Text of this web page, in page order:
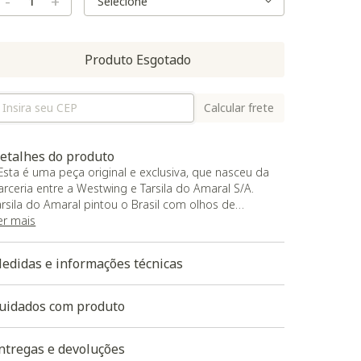
Produto Esgotado
Calcular frete
do produto
é uma peça original e exclusiva, que nasceu da
entre a Westwing e Tarsila do Amaral S/A.
do Amaral pintou o Brasil com olhos de
Nesta coleção, seguimos os mesmos
vibrantes aos traços inconfundíveis: este é o
convite para você celebrar a poesia que pulsa
Tramas de Tarsila.;
Tapete com fibras 100% nylon, Hipoalergênico, possui
antiderrapante feita em feltro super resistente
pontos emborrachados garantindo conforto e
mais
e informações técnicas
com produto
e devoluções